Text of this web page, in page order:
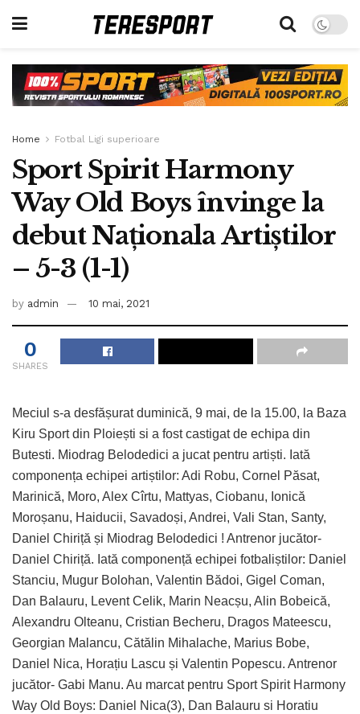
Home Fotbal Ligi superioare
Sport Spirit Harmony
Way Old Boys învinge la
debut Naționala Artiștilor
– 5-3 (1-1)
by admin 10 mai, 2021
0
SHARES
Meciul s-a desfășurat duminică, 9 mai, de la 15.00, la Baza
Kiru Sport din Ploiești si a fost castigat de echipa din
Butesti. Miodrag Belodedici a jucat pentru artiști. Iată
componența echipei artiștilor: Adi Robu, Cornel Păsat,
Marinică, Moro, Alex Cîrtu, Mattyas, Ciobanu, Ionică
Moroșanu, Haiducii, Savadoși, Andrei, Vali Stan, Santy,
Daniel Chiriță și Miodrag Belodedici ! Antrenor jucător-
Daniel Chiriță. Iată componență echipei fotbaliștilor: Daniel
Stanciu, Mugur Bolohan, Valentin Bădoi, Gigel Coman,
Dan Balauru, Levent Celik, Marin Neacșu, Alin Bobeică,
Alexandru Olteanu, Cristian Becheru, Dragos Mateescu,
Georgian Malancu, Cătălin Mihalache, Marius Bobe,
Daniel Nica, Horațiu Lascu și Valentin Popescu. Antrenor
jucător- Gabi Manu. Au marcat pentru Sport Spirit Harmony
Way Old Boys: Daniel Nica(3), Dan Balauru si Horatiu